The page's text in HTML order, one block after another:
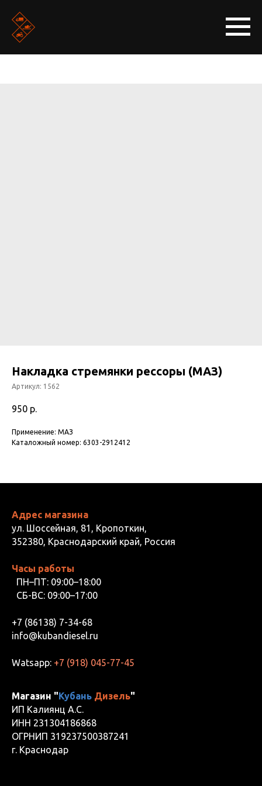
Накладка стремянки рессоры (МАЗ)
Артикул: 1562
950 р.
Применение: МАЗ
Каталожный номер: 6303-2912412
Адрес магазина
ул. Шоссейная, 81, Кропоткин,
352380, Краснодарский край, Россия
Часы работы
ПН–ПТ: 09:00–18:00
СБ-ВС: 09:00–17:00
+7 (86138) 7-34-68
info@kubandiesel.ru
Watsapp: +7 (918) 045-77-45
Магазин "Кубань Дизель"
ИП Калиянц А.С.
ИНН 231304186868
ОГРНИП 319237500387241
г. Краснодар